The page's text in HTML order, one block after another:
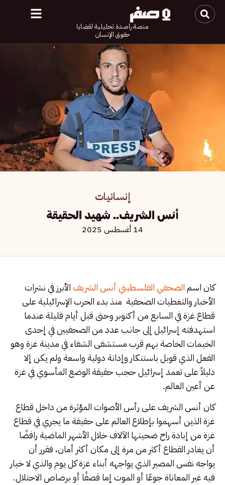
منصة راصدة تحليلية لقضايا
حقوق الإنسان
إنسانيات
أنس الشريف.. شهيد الحقيقة
14 أغسطس 2025
كان اسمالصحفي الفلسطيني أنس الشريفالأبرز في نشرات
الأخبار والتغطيات الصحفية منذ بدء الحرب الإسرائيلية على
قطاع غزة في السابع من أكتوبر وحتى قبل أيام قليلة عندما
استهدفته إسرائيل إلى جانب عدد من الصحفيين في إحدى
الخيمات الخاصة بهم قرب مستشفى الشفاء في مدينة غزة وهو
الفعل الذي قوبل باستنكار وإدانة دولية واسعة ولم يكن إلا
دليلاً على تعمد إسرائيل حجب حقيقة الوضع المأسوي في غزة
عن أعين العالم.
كان أنس الشريف على رأس الأصوات المؤثرة من داخل قطاع
غزة الذين أسهموا بإطلاع العالم على حقيقة ما يجري في قطاع
غزة من إبادة راح ضحيتها الآلاف خلال الأشهر الماضية رافضًا
أن يغادر القطاع أكثر من مرة إلى مكان أكثر أمان، فقرر أن
يواجه نفس المصير الذي يواجهه أبناء غزة كل يوم والذي لا خيار
فيه غير المعاناة جوعًا أو الموت إما قصفًا أو برصاص الاحتلال.